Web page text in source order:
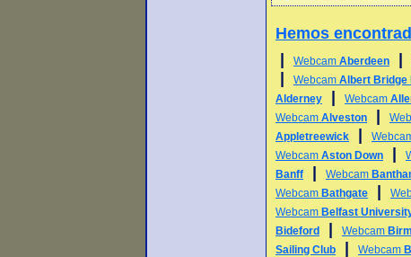
Hemos
Webcam Aberdeen
Webcam Albert Bridge
Alderney
Webcam
Webcam Alveston
Appletreewick
Webcam Aston Down
Banff
Webcam
Webcam Bathgate
Webcam Belfast
Bideford
Webcam
Sailing Club
Webcam